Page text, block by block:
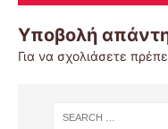
Υποβολή
Για να σχολιάσετε